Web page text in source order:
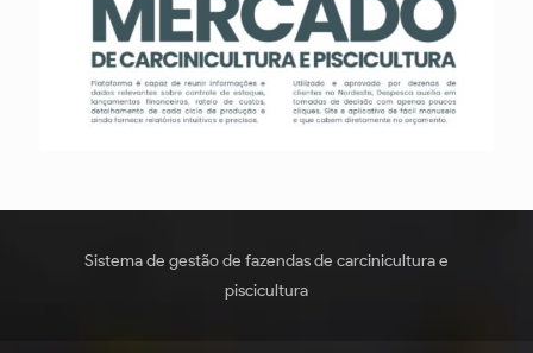
Sistema de gestão de fazendas de carcinicultura e
piscicultura